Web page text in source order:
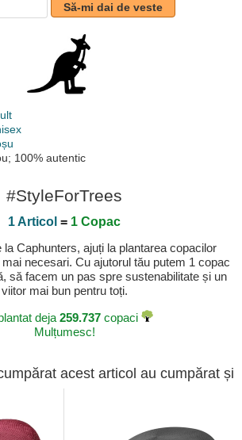
Să-mi dai de veste
100% autentic
#StyleForTrees
1 Articol = 1 Copac
Caphunters, ajuți la plantarea copacilor
necesari. Cu ajutorul tău putem 1 copac
să facem un pas spre sustenabilitate și un
viitor mai bun pentru toți.
deja 259.737copaci
Mulțumesc!
acest articol au cumpărat și